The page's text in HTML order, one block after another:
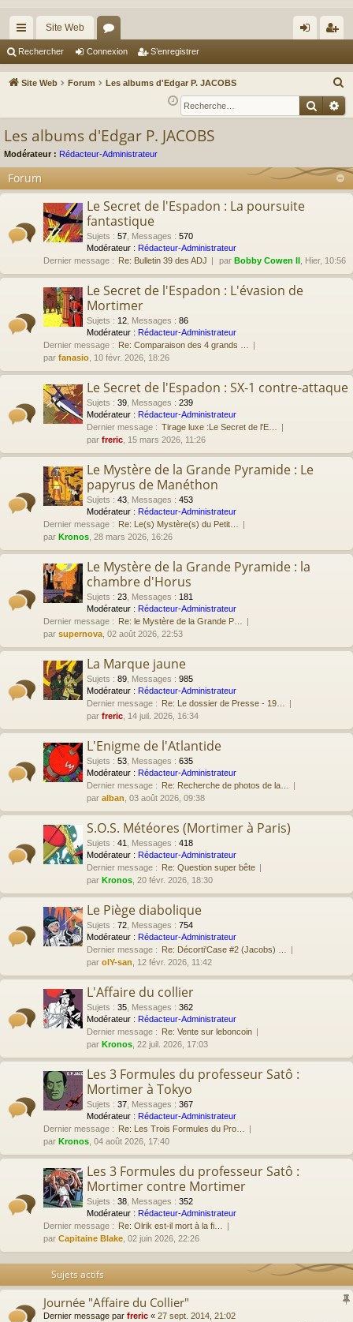
cc
ès
Site Web
or
u ne
xi
nr
eg
r
Rechercher Connexion S’enregistrer
Site Web Forum Les albums d'Edgar P. JACOBS
e
c
r
Les albums d'Edgar P. JACOBS
Modérateur : Rédacteur-Administrateur
Forum
Le Secret de l'Espadon : La poursuite
fantastique
Sujets : 57 Messages : 570
Modérateur : Rédacteur-Administrateur
Dernier message :
Re: Bulletin 39 des ADJ par Bobby Cowen II , Hier, 10:56
Le Secret de l'Espadon : L'évasion de
Mortimer
Sujets : 12 Messages : 86
Modérateur : Rédacteur-Administrateur
Dernier message :
Re: Comparaison des 4 grands …
par fanasio , 10 févr. 2026, 18:26
Le Secret de l'Espadon : SX-1 contre-attaque
Sujets : 39 Messages : 239
Modérateur : Rédacteur-Administrateur
Dernier message : Tirage luxe :Le Secret de l'E…
par freric , 15 mars 2026, 11:26
Le Mystère de la Grande Pyramide : Le
papyrus de Manéthon
Sujets : 43 Messages : 453
Modérateur : Rédacteur-Administrateur
Dernier message :
Re: Le(s) Mystère(s) du Petit…
par Kronos , 28 mars 2026, 16:26
Le Mystère de la Grande Pyramide : la
chambre d'Horus
Sujets : 23 Messages : 181
Modérateur : Rédacteur-Administrateur
Dernier message :
Re: le Mystère de la Grande P…
par supernova , 02 août 2026, 22:53
La Marque jaune
Sujets : 89 Messages : 985
Modérateur : Rédacteur-Administrateur
Dernier message :
Re: Le dossier de Presse - 19…
par freric , 14 juil. 2026, 16:34
L'Enigme de l'Atlantide
Sujets : 53 Messages : 635
Modérateur : Rédacteur-Administrateur
Dernier message :
Re: Recherche de photos de la…
par alban , 03 août 2026, 09:38
S.O.S. Météores (Mortimer à Paris)
Sujets : 41 Messages : 418
Modérateur : Rédacteur-Administrateur
Dernier message :
Re: Question super bête
par Kronos , 20 févr. 2026, 18:30
Le Piège diabolique
Sujets : 72 Messages : 754
Modérateur : Rédacteur-Administrateur
Dernier message :
Re: Décorti'Case #2 (Jacobs) …
par olY-san , 12 févr. 2026, 11:42
L'Affaire du collier
Sujets : 35 Messages : 362
Modérateur : Rédacteur-Administrateur
Dernier message :
Re: Vente sur leboncoin
par Kronos , 22 juil. 2026, 17:03
Les 3 Formules du professeur Satô :
Mortimer à Tokyo
Sujets : 37 Messages : 367
Modérateur : Rédacteur-Administrateur
Dernier message :
Re: Les Trois Formules du Pro…
par Kronos , 04 août 2026, 17:40
Les 3 Formules du professeur Satô :
Mortimer contre Mortimer
Sujets : 38 Messages : 352
Modérateur : Rédacteur-Administrateur
Dernier message :
Re: Olrik est-il mort à la fi…
par Capitaine Blake , 02 juin 2026, 22:26
Sujets actifs
Journée "Affaire du Collier"
Dernier message par freric « 27 sept. 2014, 21:02